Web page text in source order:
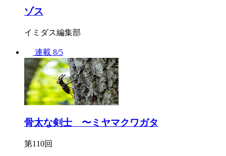
ゾス
イミダス編集部
連載 8/5
骨太な剣士 〜ミヤマクワガタ
第110回